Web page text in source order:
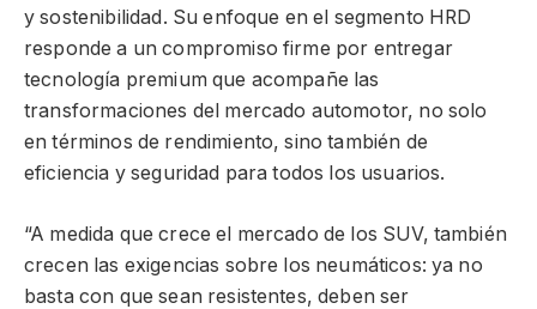
y sostenibilidad. Su enfoque en el segmento HRD
responde a un compromiso firme por entregar
tecnología premium que acompañe las
transformaciones del mercado automotor, no solo
en términos de rendimiento, sino también de
eficiencia y seguridad para todos los usuarios.
“A medida que crece el mercado de los SUV, también
crecen las exigencias sobre los neumáticos: ya no
basta con que sean resistentes, deben ser